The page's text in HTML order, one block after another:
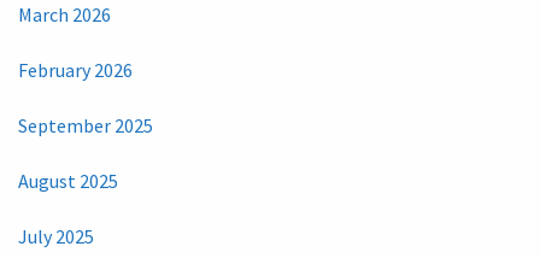
March 2026
February 2026
September 2025
August 2025
July 2025